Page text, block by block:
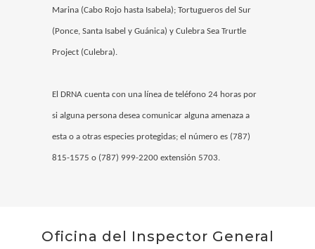
Marina (Cabo Rojo hasta Isabela); Tortugueros del Sur
(Ponce, Santa Isabel y Guánica) y Culebra Sea Trurtle
Project (Culebra).
El DRNA cuenta con una línea de teléfono 24 horas por
si alguna persona desea comunicar alguna amenaza a
esta o a otras especies protegidas; el número es (787)
815-1575 o (787) 999-2200 extensión 5703.
Oficina del Inspector General